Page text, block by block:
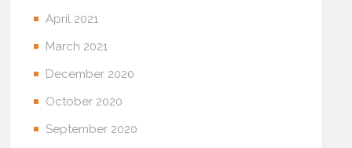
April 2021
March 2021
December 2020
October 2020
September 2020